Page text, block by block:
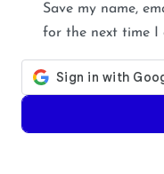
Save my name,
for the next time I